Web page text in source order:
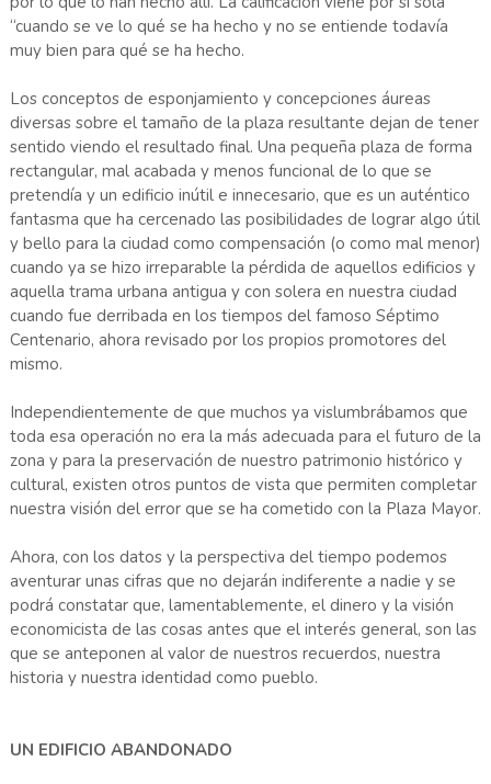
“cuando se ve lo qué se ha hecho y no se entiende todavía
muy bien para qué se ha hecho.
Los conceptos de esponjamiento y concepciones áureas
diversas sobre el tamaño de la plaza resultante dejan de tener
sentido viendo el resultado final. Una pequeña plaza de forma
rectangular, mal acabada y menos funcional de lo que se
pretendía y un edificio inútil e innecesario, que es un auténtico
fantasma que ha cercenado las posibilidades de lograr algo útil
y bello para la ciudad como compensación (o como mal menor)
cuando ya se hizo irreparable la pérdida de aquellos edificios y
aquella trama urbana antigua y con solera en nuestra ciudad
cuando fue derribada en los tiempos del famoso Séptimo
Centenario, ahora revisado por los propios promotores del
mismo.
Independientemente de que muchos ya vislumbrábamos que
toda esa operación no era la más adecuada para el futuro de la
zona y para la preservación de nuestro patrimonio histórico y
cultural, existen otros puntos de vista que permiten completar
nuestra visión del error que se ha cometido con la Plaza Mayor.
Ahora, con los datos y la perspectiva del tiempo podemos
aventurar unas cifras que no dejarán indiferente a nadie y se
podrá constatar que, lamentablemente, el dinero y la visión
economicista de las cosas antes que el interés general, son las
que se anteponen al valor de nuestros recuerdos, nuestra
historia y nuestra identidad como pueblo.
UN EDIFICIO ABANDONADO